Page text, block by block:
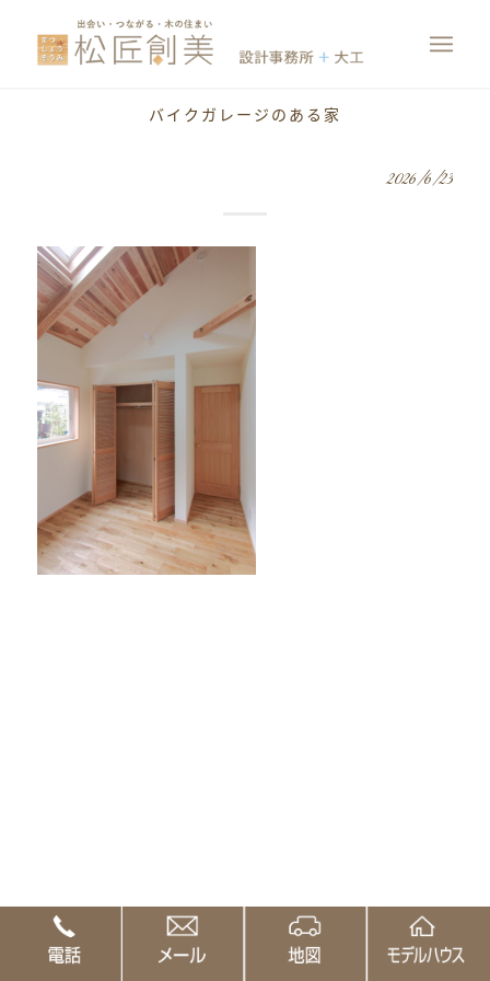
バイクガレージのある家
2026/6/23